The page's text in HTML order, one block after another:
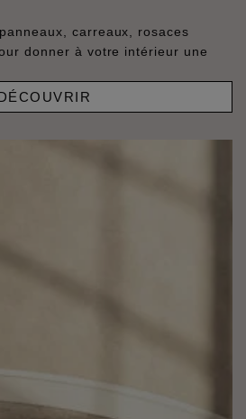
carreaux, rosaces
donner à votre intérieur une